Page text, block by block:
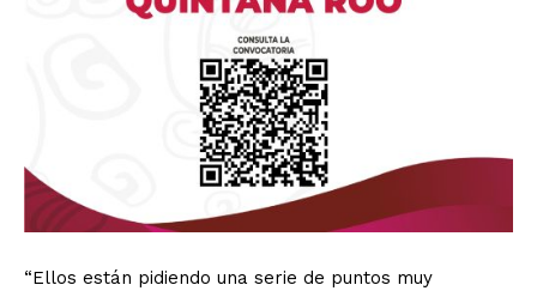
“Ellos están pidiendo una serie de puntos muy